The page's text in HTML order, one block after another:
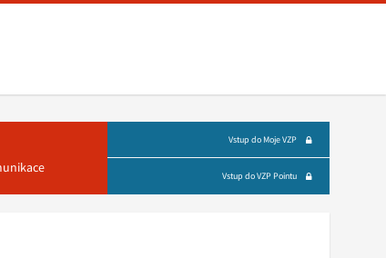
Vstup do Moje VZP
Vstup do VZP Pointu